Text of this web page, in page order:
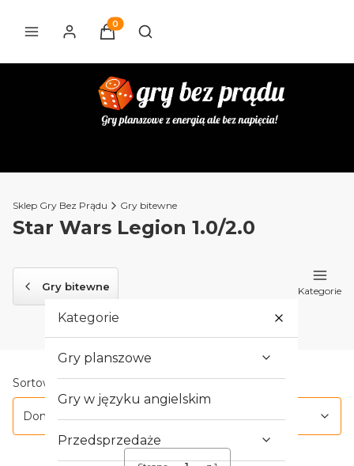
Produkty w koszyku: 0. Zobacz szczegóły
Otwórz wyszukiwarkę
Sklep Gry Bez Prądu Gry bitewne
Star Wars Legion 1.0/2.0
Gry bitewne Kategorie
Kategorie
Gry planszowe
Gry w języku angielskim
Przedsprzedaże
Lista produktów
Sortowanie:Domyślne
Domyślne